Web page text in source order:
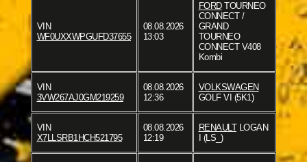
VIN
WF0UXXWPGUFD37655
08.08.2026
13:03
FORDTOURNEO
CONNECT /
GRAND
TOURNEO
CONNECT V408
Kombi
VIN
3VW267AJ0GM219259
08.08.2026
12:36
VOLKSWAGEN
GOLF VI (5K1)
VIN
X7LLSRB1HCH521795
08.08.2026
12:19
RENAULTLOGAN
I (LS_)